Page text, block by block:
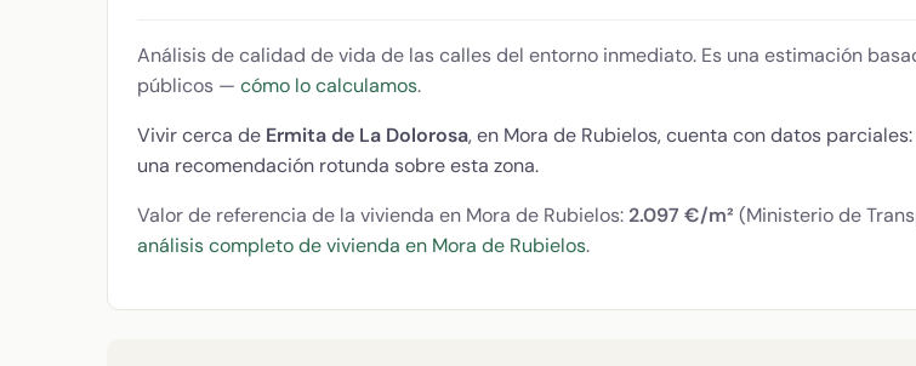
Análisis de calidad de vida de las calles del entorno inmediato. Es una estimación
públicos — cómo lo calculamos.
Vivir cerca de Ermita de La Dolorosa, en Mora de Rubielos, cuenta con datos
una recomendación rotunda sobre esta zona.
Valor de referencia de la vivienda en Mora de Rubielos: 2.097 €/m² (Ministerio de
análisis completo de vivienda en Mora de Rubielos.